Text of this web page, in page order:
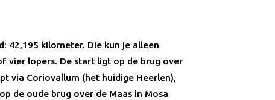
42,195 kilometer. Die kun je alleen
vier lopers. De start ligt op de brug over
via Coriovallum (het huidige Heerlen),
de oude brug over de Maas in Mosa